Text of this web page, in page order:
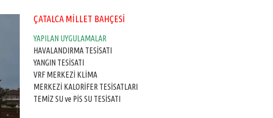
ÇATALCA MİLLET BAHÇESİ
YAPILAN UYGULAMALAR
HAVALANDIRMA TESİSATI
YANGIN TESİSATI
VRF MERKEZİ KLİMA
MERKEZİ KALORİFER TESİSATLARI
TEMİZ SU ve PİS SU TESİSATI